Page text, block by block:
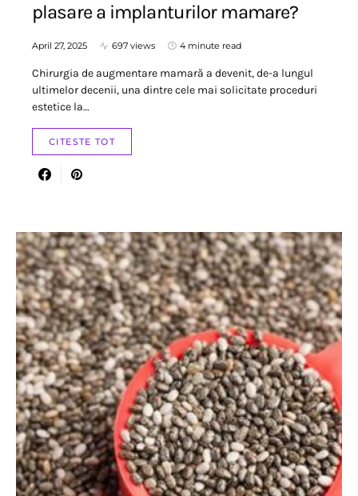
plasare a implanturilor mamare?
April 27, 2025 697 views 4 minute read
Chirurgia de augmentare mamară a devenit, de-a lungul
ultimelor decenii, una dintre cele mai solicitate proceduri
estetice la…
CITESTE TOT